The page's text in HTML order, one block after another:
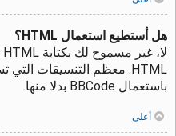
هل أستطيع استعمال HTML؟
باستعمال BBCode بدلا منها.
أعلى